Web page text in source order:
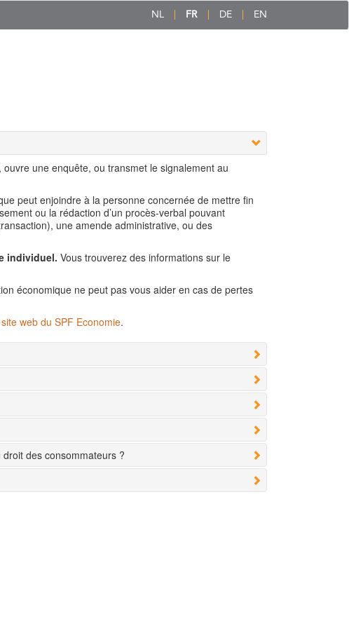
NL FR DE EN
une enquête, ou transmet le signalement au
peut enjoindre à la personne concernée de mettre fin
ou la rédaction d’un procès-verbal pouvant
une amende administrative, ou des
individuel. Vous trouverez des informations sur le
économique ne peut pas vous aider en cas de pertes
web du SPF Economie.
des consommateurs ?